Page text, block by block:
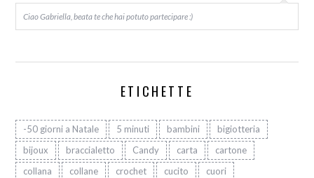
Ciao Gabriella, beata te che hai potuto partecipare :)
ETICHETTE
-50 giorni a Natale 5 minuti bambini
bigiotteria
bijoux
braccialetto Candy carta
cartone
collana
collane crochet cucito
cuori